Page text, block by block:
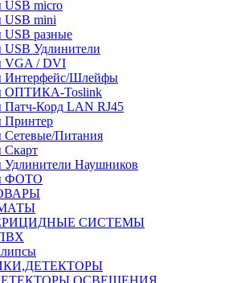
micro
mini
разные
Удлинители
/ DVI
Шлейфы
ОПТИКА-Toslink
Корд LAN RJ45
Питания
Наушников
ФОТО
СИСТЕМЫ
ОСВЕЩЕНИЯ